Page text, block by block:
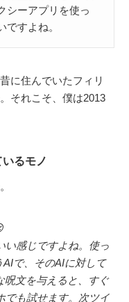
シーアプリを使っ
ですよね。
に住んでいたフィリ
それこそ、僕は2013
るモノ
い感じですよね。使っ
AIで、そのAIに対して
呪文を与えると、すぐ
でも試せます。次ツイ